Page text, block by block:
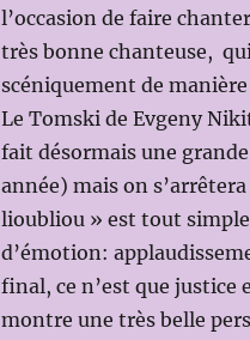
l’occasion de faire
très bonne chanteuse,
scéniquement de
Le Tomski de Evgeny
fait désormais une
année) mais on
lioubliou » est tout
d’émotion:
final, ce n’est que justice
montre une très belle